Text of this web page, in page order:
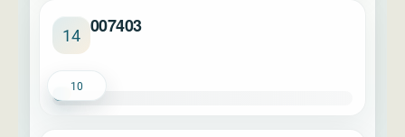
14 007403
10